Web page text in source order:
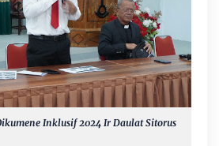
Inklusif 2024 Ir Daulat Sitorus